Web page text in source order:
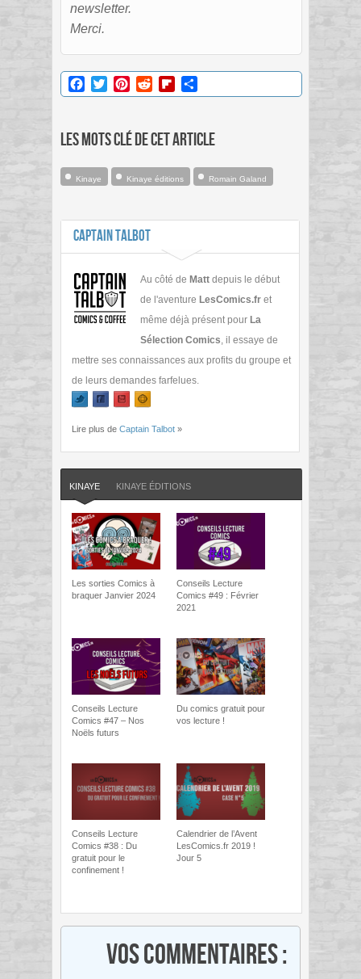
newsletter.
Merci.
Facebook
TwitterPinterestRedditFlipboard
Les mots clé de cet article
Kinaye Kinaye éditions Romain Galand
Captain Talbot
Au côté de Matt depuis le début
de l'aventure LesComics.fr et
même déjà présent pour La
Sélection Comics, il essaye de
mettre ses connaissances aux profits du groupe et
de leurs demandes farfelues.
Lire plus de Captain Talbot »
KINAYE KINAYE ÉDITIONS
Les sorties Comics à
braquer Janvier 2024
Conseils Lecture
Comics #49 : Février
2021
Conseils Lecture
Comics #47 – Nos
Noëls futurs
Du comics gratuit pour
vos lecture !
Conseils Lecture
Comics #38 : Du
gratuit pour le
confinement !
Calendrier de l’Avent
LesComics.fr 2019 !
Jour 5
Vos commentaires :